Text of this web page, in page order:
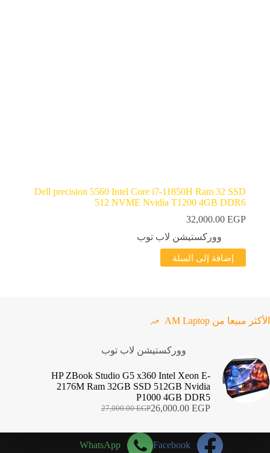
Dell precision 5560 Intel Core i7-11850H Ram 32 SSD
512 NVME Nvidia T1200 4GB DDR6
32,000.00 EGP
ووركستيشن لاب توب
إضافة إلى السلة
الأكثر مبيعا من AM Laptop
ووركستيشن لاب توب
HP ZBook Studio G5 x360 Intel Xeon E-
2176M Ram 32GB SSD 512GB Nvidia
P1000 4GB DDR5
27,000.00EGP
السعر
هو:
27,000.00 EGP.
26,000.00 EGP
السعر
هو:
26,000.00 EGP.Facebook
WhatsApp